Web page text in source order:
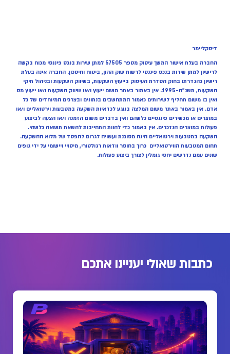
דיסקליימר
החברה בעלת אישור המשך עיסוק מספר 57505 למתן שירות בנכס פיננסי מכוח בקשה
לרישיון למתן שירות בנכס פיננסי לרשות שוק ההון, ביטוח וחיסכון. החברה אינה בעלת
רישיון כהגדרתו בחוק הסדרת העיסוק בייעוץ השקעות, בשיווק השקעות ובניהול תיקי
השקעות, תשנ"ה-1995. אין באמור באתר משום ייעוץ ו/או שיווק השקעות ו/או ייעוץ מס
ואין בו משום תחליף לשירותים כאמור המתחשבים בנתונים ובצרכים המיוחדים של כל
אדם. אין באמור באתר משום המלצה בנוגע לכדאיות השקעה במטבעות וירטואליים ו/או
במוצרים או מכשירים פיננסיים כלשהם ואין בדברים משום הזמנה ו/או הצעה לביצוע
פעולות במוצרים הנזכרים. אין באמור כדי להוות התחייבות להשאת תשואה כלשהי.
השקעה במטבעות וירטואליים הינה מסוכנת ועשויה לגרום להפסד של מלוא ההשקעה.
תחום המטבעות הווירטואליים כרוך בחוסר וודאות רגולטורי, מיסויי ויישומי על ידי גופים
שונים עמם נדרשים יחסי גומלין לצורך ביצוע פעולות.
כתבות שאולי יעניינו אתכם